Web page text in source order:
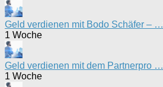
Geld verdienen mit Bodo Schäfer – …
1 Woche
Geld verdienen mit dem Partnerpro …
1 Woche